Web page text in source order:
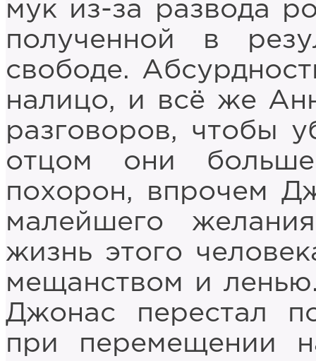
мук из-за развода
полученной в
свободе.
налицо, и всё же
разговоров, чтобы
отцом они
похорон, впрочем
малейшего
жизнь этого
мещанством и
Джонас перестал
при перемещении